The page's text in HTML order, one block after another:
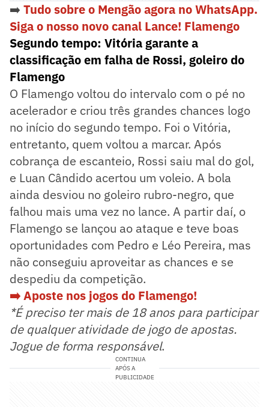
➡️ Tudo sobre o Mengão agora no WhatsApp.
Siga o nosso novo canal Lance! Flamengo
Segundo tempo: Vitória garante a
classificação em falha de Rossi, goleiro do
Flamengo
O Flamengo voltou do intervalo com o pé no
acelerador e criou três grandes chances logo
no início do segundo tempo. Foi o Vitória,
entretanto, quem voltou a marcar. Após
cobrança de escanteio, Rossi saiu mal do gol,
e Luan Cândido acertou um voleio. A bola
ainda desviou no goleiro rubro-negro, que
falhou mais uma vez no lance. A partir daí, o
Flamengo se lançou ao ataque e teve boas
oportunidades com Pedro e Léo Pereira, mas
não conseguiu aproveitar as chances e se
despediu da competição.
➡️ Aposte nos jogos do Flamengo!
*É preciso ter mais de 18 anos para participar
de qualquer atividade de jogo de apostas.
Jogue de forma responsável.
CONTINUA
APÓS A
PUBLICIDADE